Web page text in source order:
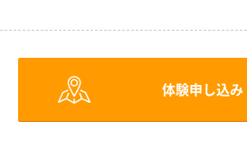
体験申し込み